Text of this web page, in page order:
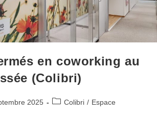
en coworking au
(Colibri)
2025 Colibri / Espace